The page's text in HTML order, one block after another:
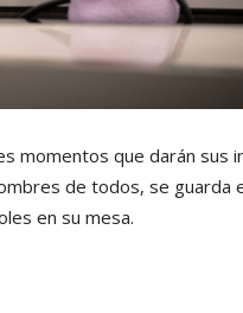
momentos que darán sus
de todos, se guarda
en su mesa.